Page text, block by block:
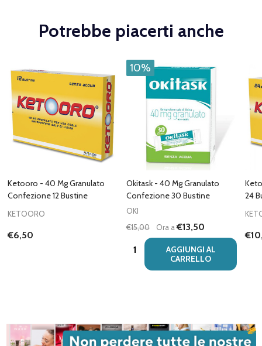
Potrebbe piacerti anche
Ketooro - 40 Mg Granulato
Confezione 12 Bustine
KETOORO
€6,50
10%
Okitask - 40 Mg Granulato
Confezione 30 Bustine
OKI
€15,00
Ora a€13,50
Quantità:
AGGIUNGI AL
CARRELLO
24